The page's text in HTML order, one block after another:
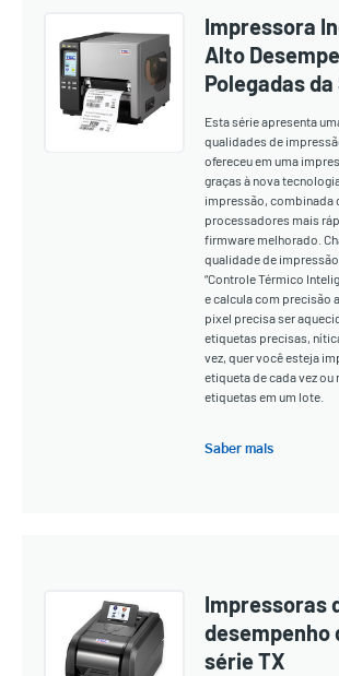
Impressora
Alto
Polegadas
Esta série apresenta
qualidades de
ofereceu em uma
graças à nova
impressão, combinada
processadores mais
firmware melhorado.
qualidade de
“Controle Térmico
e calcula com precisão
pixel precisa ser
etiquetas precisas,
vez, quer você esteja
etiqueta de cada vez ou
etiquetas em um lote.
Saber mais
Impressoras
desempenho
série TX